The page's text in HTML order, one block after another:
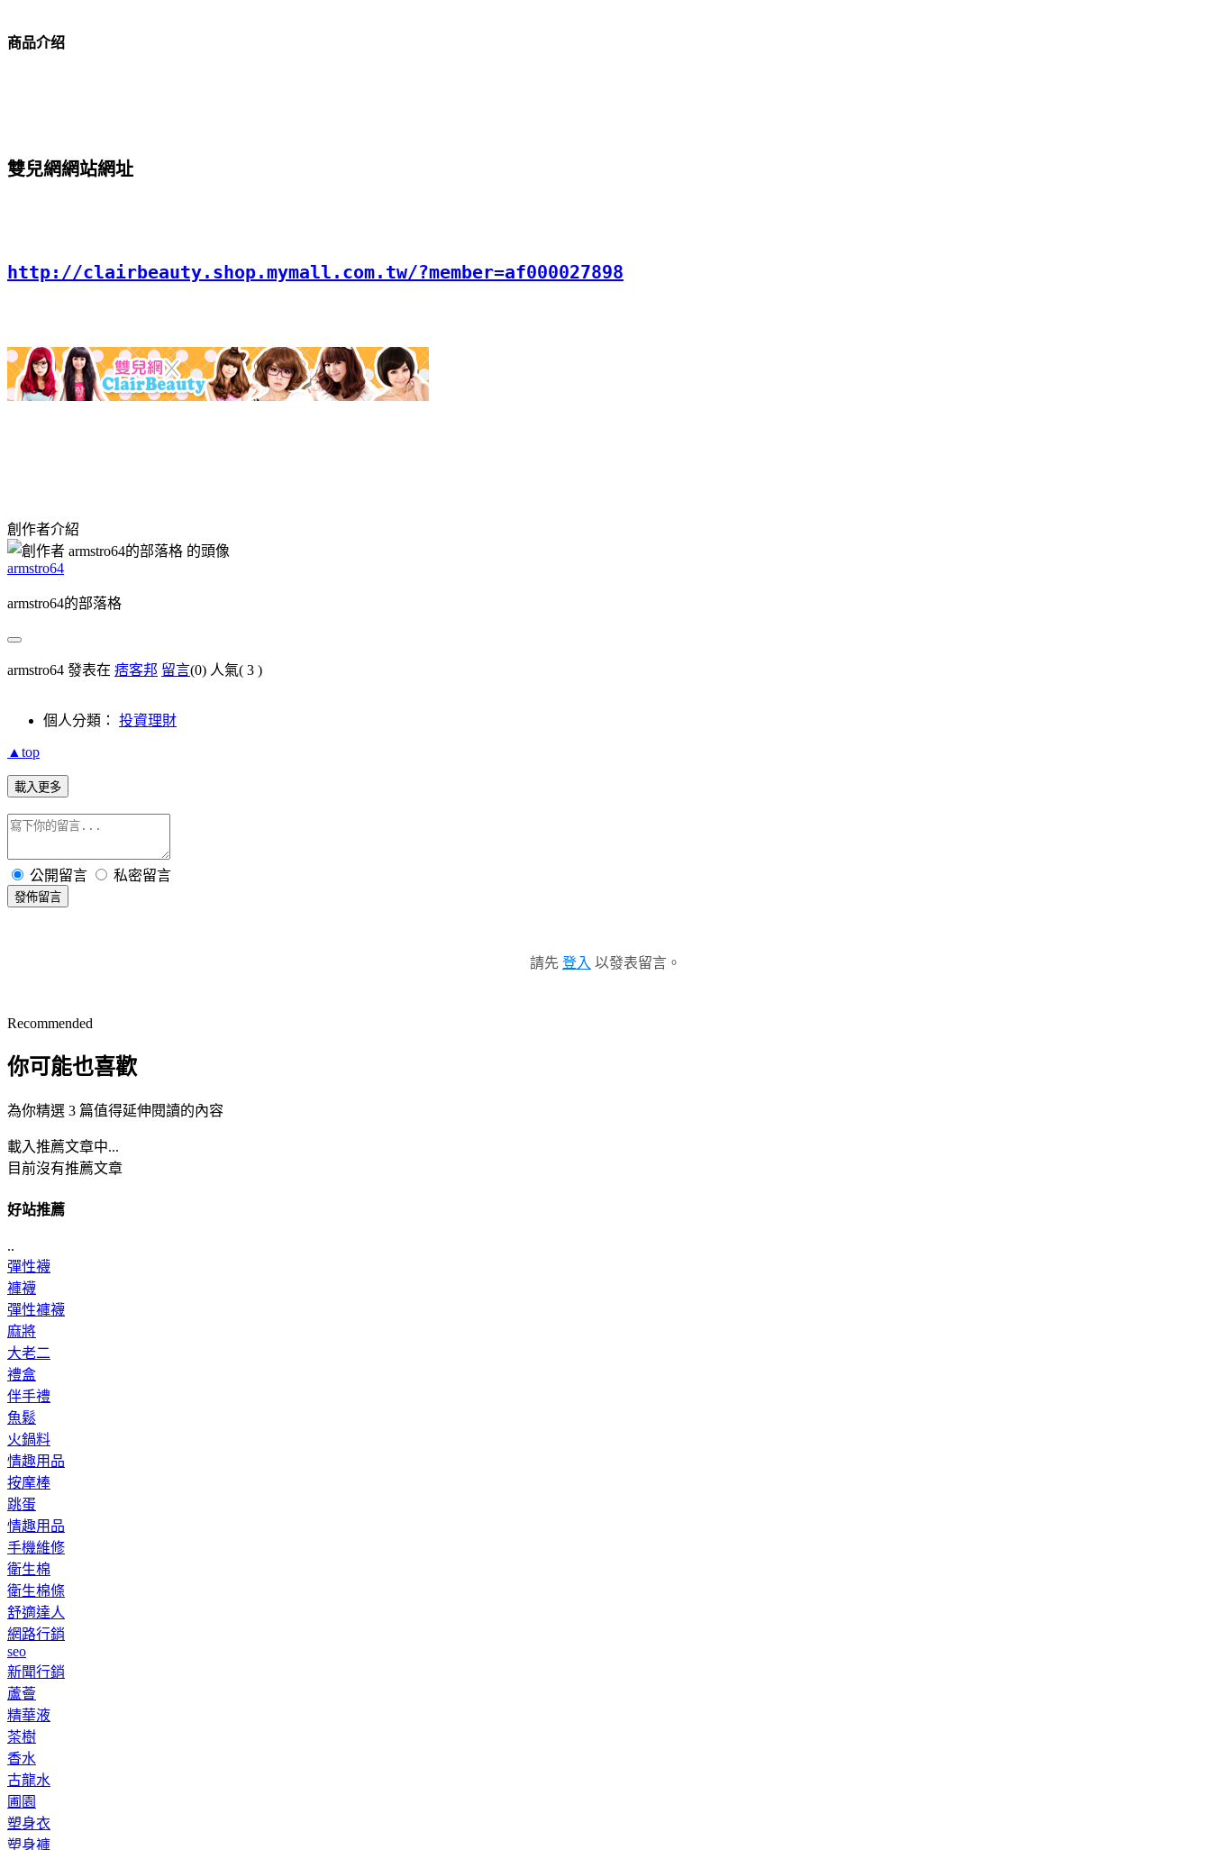
商品介绍
雙兒網網站網址
http://clairbeauty.shop.mymall.com.tw/?member=af000027898
創作者介紹
armstro64
armstro64的部落格
armstro64 發表在 痞客邦 留言(0) 人氣( 3 )
個人分類： 投資理財
▲top
載入更多
公開留言 私密留言
發佈留言
請先 登入 以發表留言。
Recommended
你可能也喜歡
為你精選 3 篇值得延伸閱讀的內容
載入推薦文章中...
目前沒有推薦文章
好站推薦
..
彈性襪
褲襪
彈性褲襪
麻將
大老二
禮盒
伴手禮
魚鬆
火鍋料
情趣用品
按摩棒
跳蛋
情趣用品
手機維修
衛生棉
衛生棉條
舒適達人
網路行銷
seo
新聞行銷
蘆薈
精華液
茶樹
香水
古龍水
圃園
塑身衣
塑身褲